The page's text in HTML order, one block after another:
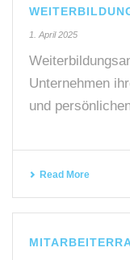
1. April 2025
Unternehmen
und
Read More